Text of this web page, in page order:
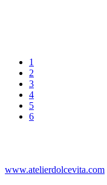
1
2
3
4
5
6
www.atelierdolcevita.com